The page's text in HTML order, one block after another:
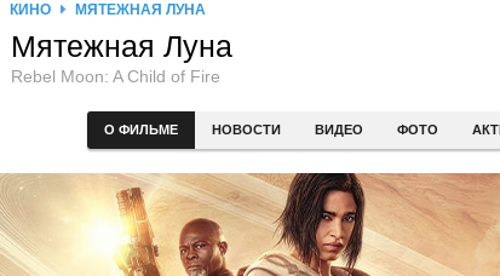
КИНО МЯТЕЖНАЯ ЛУНА
Мятежная Луна
Rebel Moon: A Child of Fire
О ФИЛЬМЕ НОВОСТИ ВИДЕО ФОТО